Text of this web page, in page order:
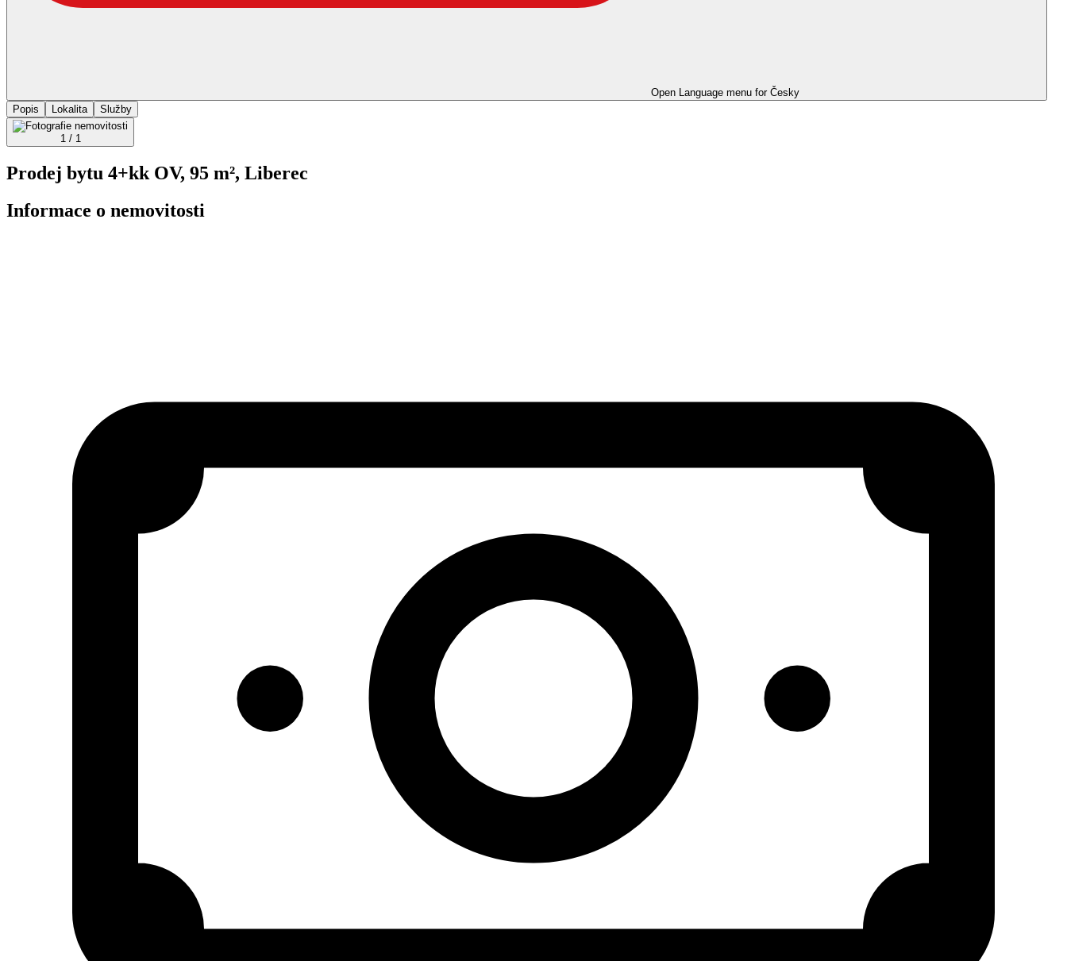
Open Language menu for Česky
Popis
Lokalita Služby
1 / 1
Prodej bytu 4+kk OV, 95 m², Liberec
Informace o nemovitosti